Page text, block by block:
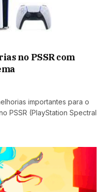
no PSSR com
importantes para o
PSSR (PlayStation Spectral